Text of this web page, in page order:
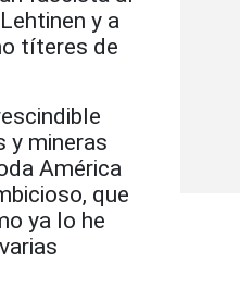
y a
títeres de
y mineras
América
que
ya lo he